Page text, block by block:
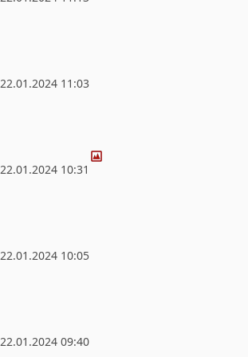
22.01.2024 11:03
22.01.2024 10:31
22.01.2024 10:05
22.01.2024 09:40